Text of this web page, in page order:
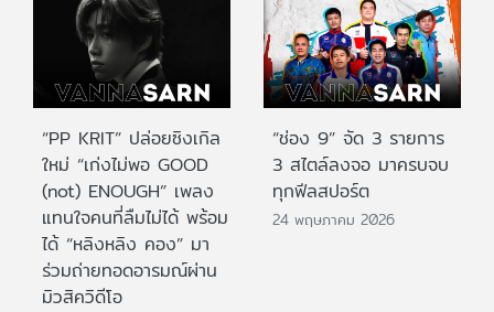
“PP KRIT” ปล่อยซิงเกิล
ใหม่ “เก่งไม่พอ GOOD
(not) ENOUGH” เพลง
แทนใจคนที่ลืมไม่ได้ พร้อม
ได้ “หลิงหลิง คอง” มา
ร่วมถ่ายทอดอารมณ์ผ่าน
มิวสิควิดีโอ
“ช่อง 9” จัด 3 รายการ
3 สไตล์ลงจอ มาครบจบ
ทุกฟีลสปอร์ต
24 พฤษภาคม 2026